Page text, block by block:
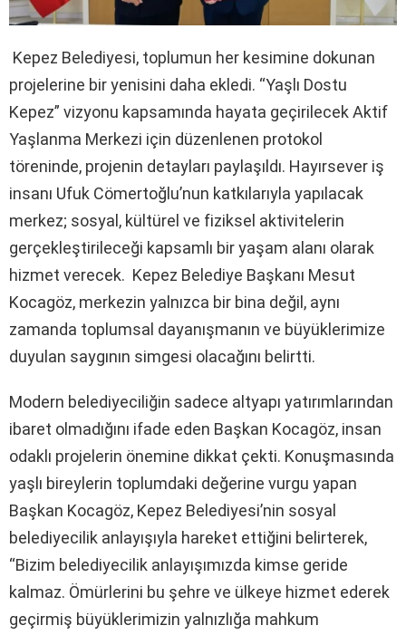
Kepez Belediyesi, toplumun her kesimine dokunan
projelerine bir yenisini daha ekledi. “Yaşlı Dostu
Kepez” vizyonu kapsamında hayata geçirilecek Aktif
Yaşlanma Merkezi için düzenlenen protokol
töreninde, projenin detayları paylaşıldı. Hayırsever iş
insanı Ufuk Cömertoğlu’nun katkılarıyla yapılacak
merkez; sosyal, kültürel ve fiziksel aktivitelerin
gerçekleştirileceği kapsamlı bir yaşam alanı olarak
hizmet verecek. Kepez Belediye Başkanı Mesut
Kocagöz, merkezin yalnızca bir bina değil, aynı
zamanda toplumsal dayanışmanın ve büyüklerimize
duyulan saygının simgesi olacağını belirtti.
Modern belediyeciliğin sadece altyapı yatırımlarından
ibaret olmadığını ifade eden Başkan Kocagöz, insan
odaklı projelerin önemine dikkat çekti. Konuşmasında
yaşlı bireylerin toplumdaki değerine vurgu yapan
Başkan Kocagöz, Kepez Belediyesi’nin sosyal
belediyecilik anlayışıyla hareket ettiğini belirterek,
“Bizim belediyecilik anlayışımızda kimse geride
kalmaz. Ömürlerini bu şehre ve ülkeye hizmet ederek
geçirmiş büyüklerimizin yalnızlığa mahkum